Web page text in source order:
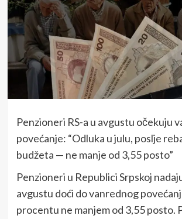
Penzioneri RS-a u avgustu očekuju
povećanje: “Odluka u julu, poslje
budžeta — ne manje od 3,55 posto”
Penzioneri u Republici Srpskoj
avgustu doći do vanrednog
procentu ne manjem od 3,55 posto.